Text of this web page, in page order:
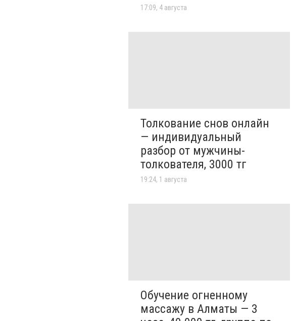
17:09, 4 августа
Толкование снов онлайн
— индивидуальный
разбор от мужчины-
толкователя, 3000 тг
19:24, 1 августа
Обучение огненному
массажу в Алматы — 3